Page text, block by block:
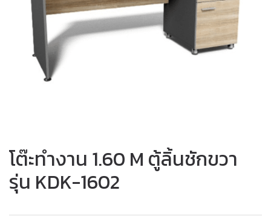
โต๊ะทำงาน 1.60 M ตู้ลิ้นชักขวา
รุ่น KDK-1602